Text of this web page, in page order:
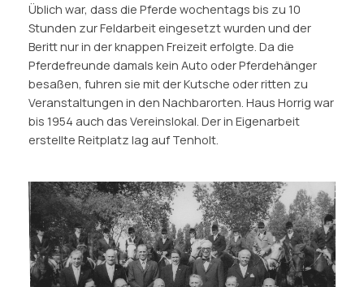
Üblich war, dass die Pferde wochentags bis zu 10
Stunden zur Feldarbeit eingesetzt wurden und der
Beritt nur in der knappen Freizeit erfolgte. Da die
Pferdefreunde damals kein Auto oder Pferdehänger
besaßen, fuhren sie mit der Kutsche oder ritten zu
Veranstaltungen in den Nachbarorten. Haus Horrig war
bis 1954 auch das Vereinslokal. Der in Eigenarbeit
erstellte Reitplatz lag auf Tenholt.